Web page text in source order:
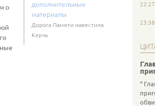
дополнительные
материалы
Дорога Памяти навестила
Керчь
о
22:27
23:38